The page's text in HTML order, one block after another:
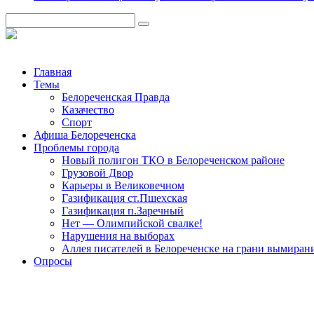
Главная
Темы
Белореченская Правда
Казачество
Спорт
Афиша Белореченска
Проблемы города
Новый полигон ТКО в Белореченском районе
Грузовой Двор
Карьеры в Великовечном
Газификация ст.Пшехская
Газификация п.Заречный
Нет — Олимпийской свалке!
Нарушения на выборах
Аллея писателей в Белореченске на грани
Опросы